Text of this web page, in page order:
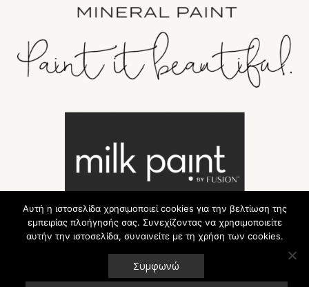
Αυτή η ιστοσελίδα χρησιμοποιεί cookies για την βελτίωση της
εμπειρίας πλοήγησής σας. Συνεχίζοντας να χρησιμοποιείτε
αυτήν την ιστοσελίδα, συναινείτε με τη χρήση των cookies.
Συμφωνώ